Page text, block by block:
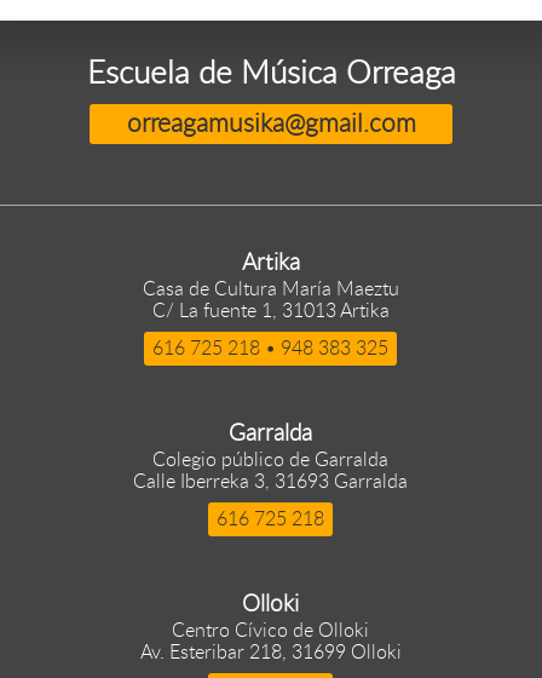
Escuela de Música Orreaga
orreagamusika@gmail.com
Artika
Casa de Cultura María Maeztu
C/ La fuente 1, 31013 Artika
616 725 218 • 948 383 325
Garralda
Colegio público de Garralda
Calle Iberreka 3, 31693 Garralda
616 725 218
Olloki
Centro Cívico de Olloki
Av. Esteribar 218, 31699 Olloki